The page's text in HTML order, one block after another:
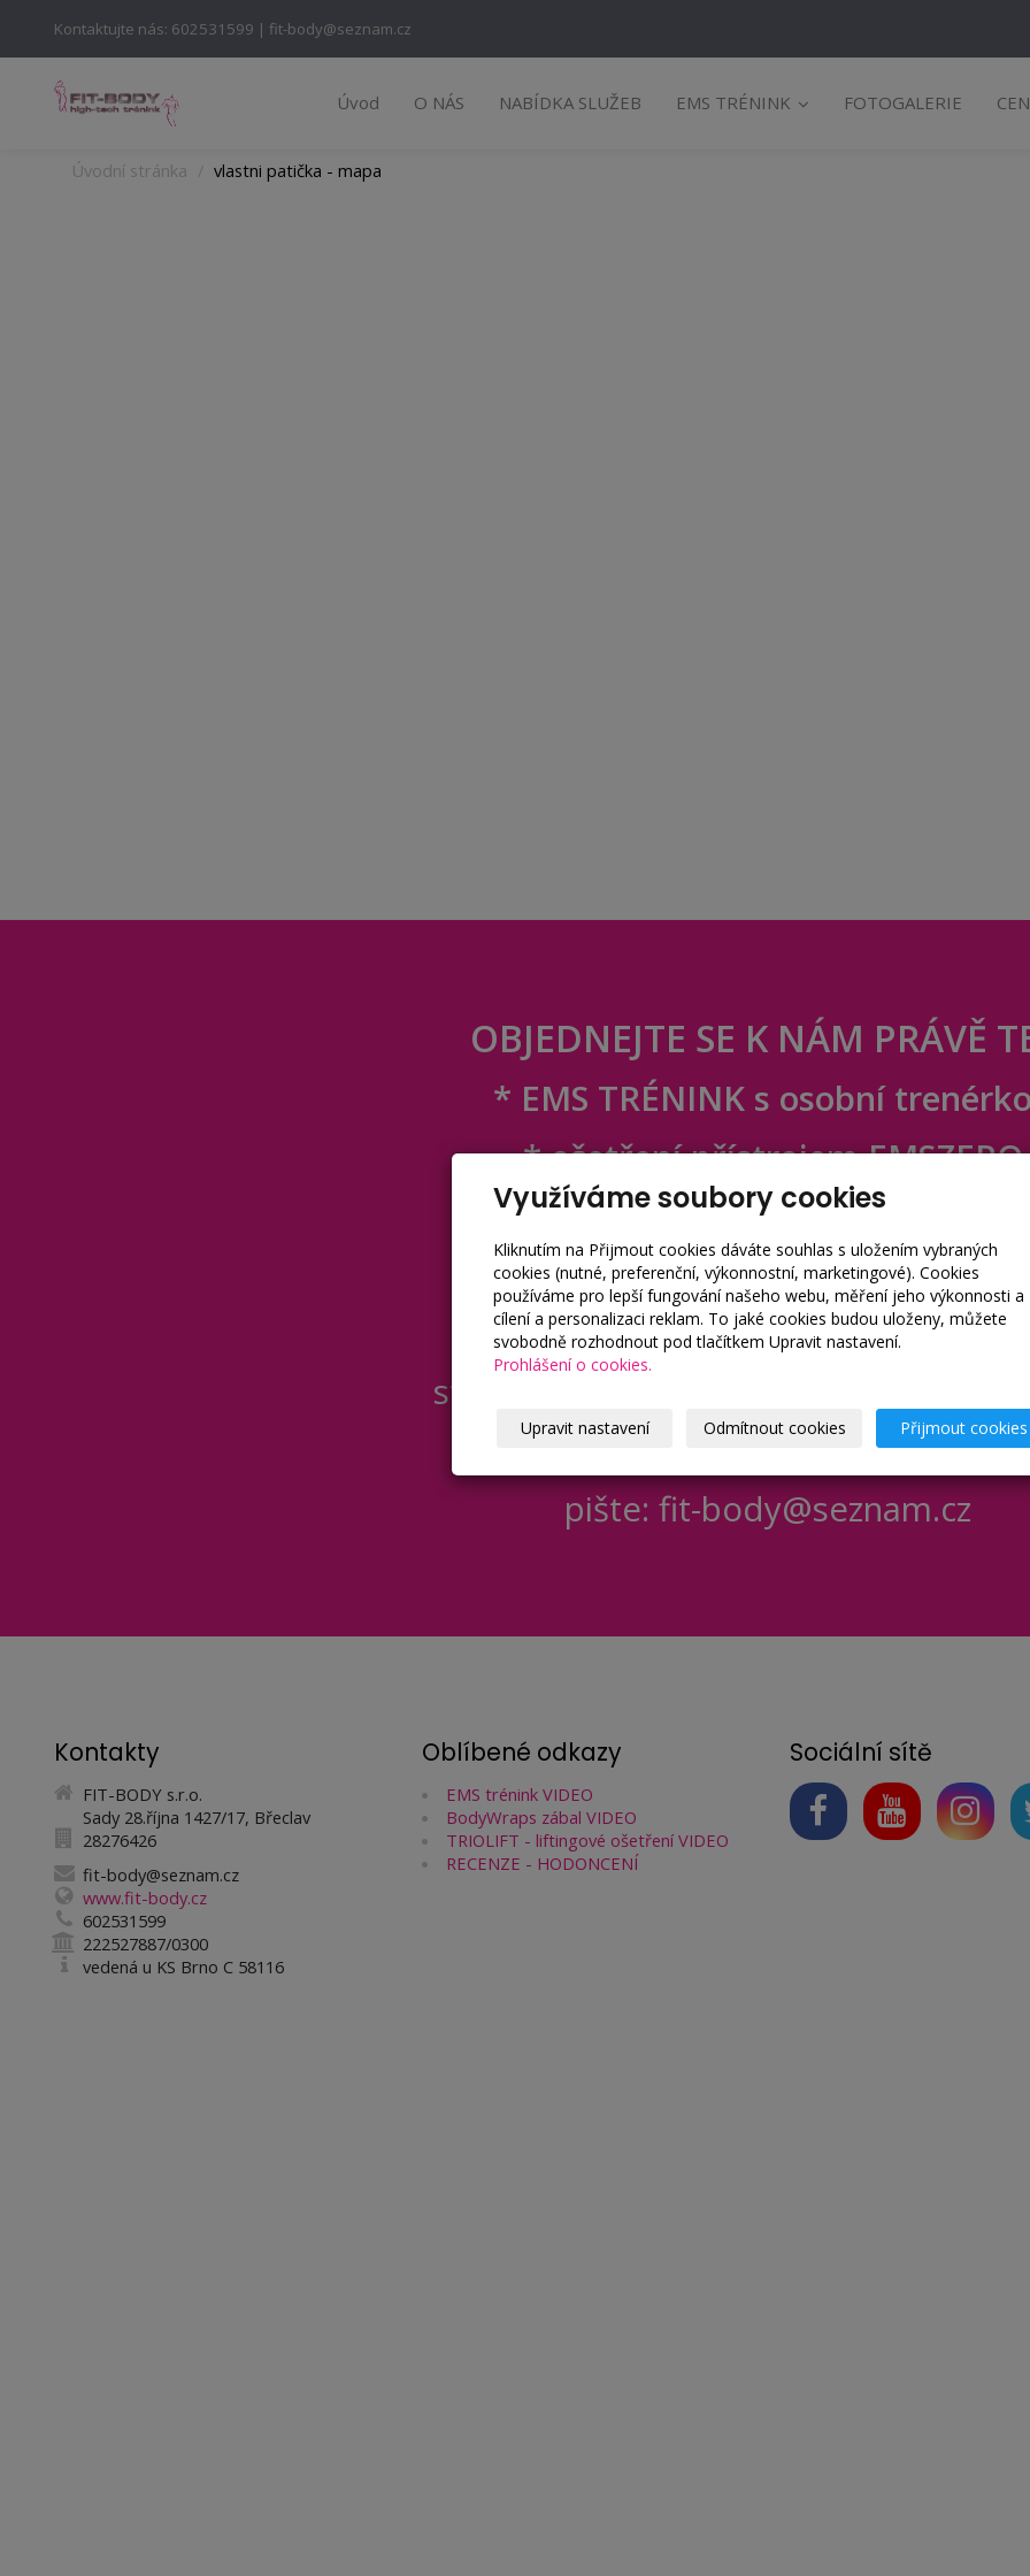
Kontaktujte nás: 602531599 | fit-body@seznam.cz
Úvod O NÁS NABÍDKA SLUŽEB EMS TRÉNINK FOTOGALERIE
Úvodní stránka vlastni patička - mapa
OBJEDNEJTE SE K NÁM PRÁVĚ
* EMS TRÉNINK s osobní
* ošetření přístrojem EMSZERO
* ZÁBAL BODYWRAPS
* prodej korejské kosmetiky
***
studio FITBODY Břeclav :
+420 777
informace:
+420 602 531 599
pište: fit-body@seznam.cz
Kontakty
FIT-BODY s.r.o.
Sady 28.října 1427/17, Břeclav
28276426
fit-body@seznam.cz
www.fit-body.cz
602531599
222527887/0300
vedená u KS Brno C 58116
Oblíbené odkazy
EMS trénink VIDEO
BodyWraps zábal VIDEO
TRIOLIFT - liftingové ošetření VIDEO
RECENZE - HODONCENÍ
Sociální sítě
Využíváme soubory cookies
Kliknutím na Přijmout cookies dáváte souhlas s uložením vybraných
cookies (nutné, preferenční, výkonnostní, marketingové). Cookies
používáme pro lepší fungování našeho webu, měření jeho výkonnosti a
cílení a personalizaci reklam. To jaké cookies budou uloženy, můžete
svobodně rozhodnout pod tlačítkem Upravit nastavení.
Prohlášení o cookies.
Upravit nastavení Odmítnout cookies Přijmout cookies